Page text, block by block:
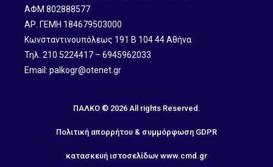
ΑΦΜ 802888577
ΑΡ. ΓΕΜΗ 184679503000
Κωνσταντινουπόλεως 191 B 104 44 Αθήνα
Τηλ. 210 5224417 – 6945962033
Email: palkogr@otenet.gr
ΠΑΛΚΟ © 2026 All rights Reserved.
Πολιτική απορρήτου & συμμόρφωση GDPR
κατασκευή ιστοσελίδων www.cmd.gr